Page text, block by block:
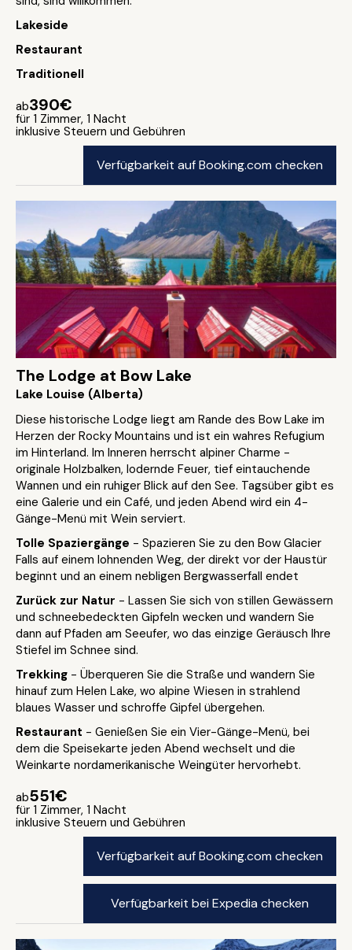
Lakeside
Restaurant
Traditionell
ab390€
für 1 Zimmer, 1 Nacht
inklusive Steuern und Gebühren
Verfügbarkeit auf Booking.com checken
The Lodge at Bow Lake
Lake Louise (Alberta)
Diese historische Lodge liegt am Rande des Bow Lake im
Herzen der Rocky Mountains und ist ein wahres Refugium
im Hinterland. Im Inneren herrscht alpiner Charme -
originale Holzbalken, lodernde Feuer, tief eintauchende
Wannen und ein ruhiger Blick auf den See. Tagsüber gibt es
eine Galerie und ein Café, und jeden Abend wird ein 4-
Gänge-Menü mit Wein serviert.
Tolle Spaziergänge - Spazieren Sie zu den Bow Glacier
Falls auf einem lohnenden Weg, der direkt vor der Haustür
beginnt und an einem nebligen Bergwasserfall endet
Zurück zur Natur - Lassen Sie sich von stillen Gewässern
und schneebedeckten Gipfeln wecken und wandern Sie
dann auf Pfaden am Seeufer, wo das einzige Geräusch Ihre
Stiefel im Schnee sind.
Trekking - Überqueren Sie die Straße und wandern Sie
hinauf zum Helen Lake, wo alpine Wiesen in strahlend
blaues Wasser und schroffe Gipfel übergehen.
Restaurant - Genießen Sie ein Vier-Gänge-Menü, bei
dem die Speisekarte jeden Abend wechselt und die
Weinkarte nordamerikanische Weingüter hervorhebt.
ab551€
für 1 Zimmer, 1 Nacht
inklusive Steuern und Gebühren
Verfügbarkeit auf Booking.com checken
Verfügbarkeit bei Expedia checken